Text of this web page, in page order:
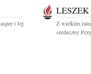
i Jej
Z wielkim
serdeczny